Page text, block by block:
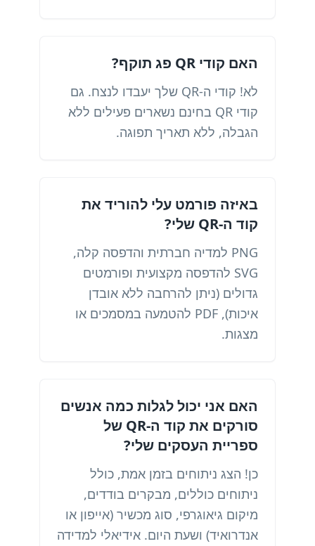
האם קודי QR פג תוקף?
לא! קודי ה-QR שלך יעבדו לנצח. גם
קודי QR בחינם נשארים פעילים ללא
הגבלה, ללא תאריך תפוגה.
באיזה פורמט עלי להוריד את
קוד ה-QR שלי?
PNG למדיה חברתית והדפסה קלה,
SVG להדפסה מקצועית ופורמטים
גדולים (ניתן להרחבה ללא אובדן
איכות), PDF להטמעה במסמכים או
מצגות.
האם אני יכול לגלות כמה אנשים
סורקים את קוד ה-QR של
ספריית העסקים שלי?
כן! הצג ניתוחים בזמן אמת, כולל
ניתוחים כוללים, מבקרים בודדים,
מיקום גיאוגרפי, סוג מכשיר (אייפון או
אנדרואיד) ושעת היום. אידיאלי למדידה